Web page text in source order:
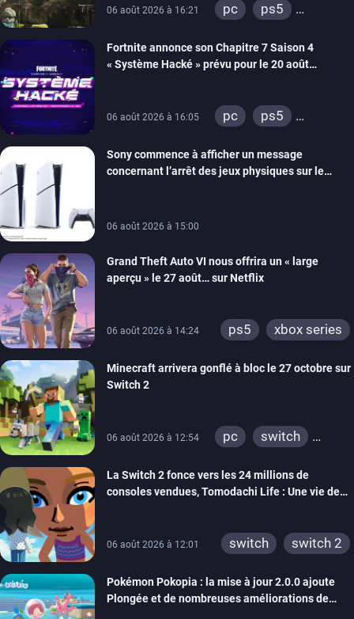
06 août 2026 à 16:21 pc
ps5
switch 2
Fortnite annonce son Chapitre 7 Saison 4
« Système Hacké » prévu pour le 20 août
06 août 2026 à 16:05 pc
ps5
switch
ios
android
ps4
Sony commence à afficher un message
concernant l’arrêt des jeux physiques sur le
06 août 2026 à 15:00
Grand Theft Auto VI nous offrira un « large
aperçu » le 27 août… sur Netflix
06 août 2026 à 14:24 ps5 xbox series
Minecraft arrivera gonflé à bloc le 27 octobre sur
Switch 2
06 août 2026 à 12:54 pc
switch
xbox one
wiiu
3ds
ps3
switch 2
La Switch 2 fonce vers les 24 millions de
consoles vendues, Tomodachi Life : Une vie de
06 août 2026 à 12:01 switch switch 2
Pokémon Pokopia : la mise à jour 2.0.0 ajoute
Plongée et de nombreuses améliorations de